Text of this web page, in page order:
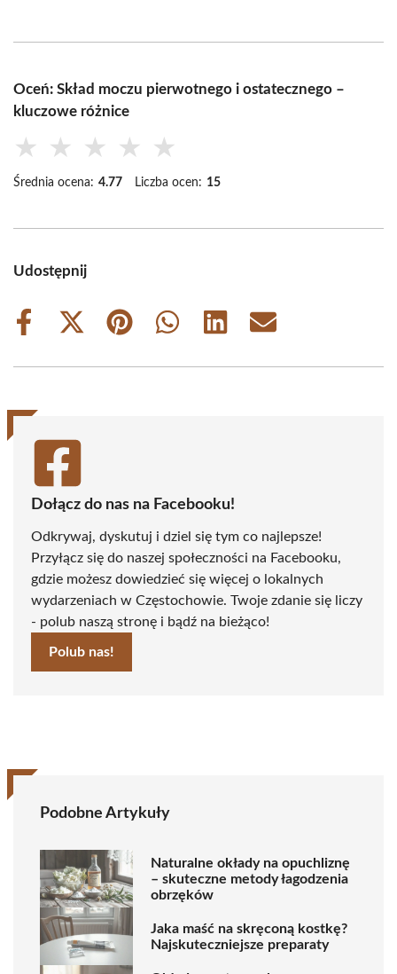
Oceń: Skład moczu pierwotnego i ostatecznego –
kluczowe różnice
★ ★ ★ ★ ★
Średnia ocena: 4.77 Liczba ocen: 15
Udostępnij
Share
Share
(Twitter)
Share
Share
Share
Share
Dołącz do nas na Facebooku!
Odkrywaj, dyskutuj i dziel się tym co najlepsze!
Przyłącz się do naszej społeczności na Facebooku,
gdzie możesz dowiedzieć się więcej o lokalnych
wydarzeniach w Częstochowie. Twoje zdanie się liczy
- polub naszą stronę i bądź na bieżąco!
Polub nas!
Podobne Artykuły
Naturalne okłady na opuchliznę
– skuteczne metody łagodzenia
obrzęków
Jaka maść na skręconą kostkę?
Najskuteczniejsze preparaty